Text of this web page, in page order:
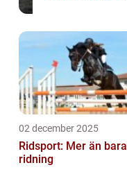
02 december 2025
Ridsport: Mer än bara
ridning